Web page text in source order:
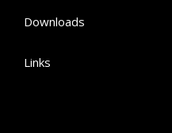
Downloads
Links